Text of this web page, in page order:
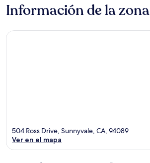
Información de la zona
504 Ross Drive, Sunnyvale, CA, 94089
Ver en el mapa